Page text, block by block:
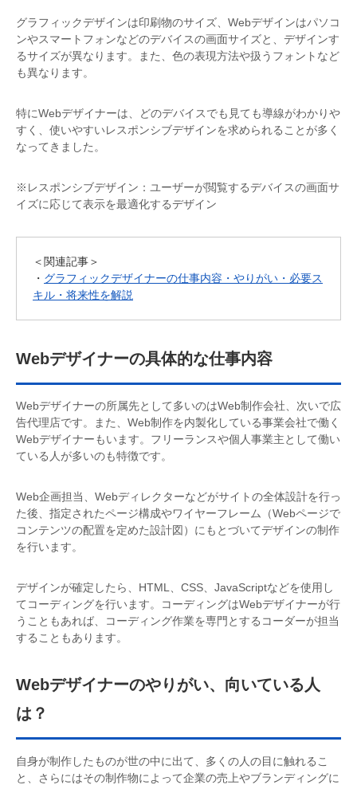
グラフィックデザインは印刷物のサイズ、Webデザインはパソコ
ンやスマートフォンなどのデバイスの画面サイズと、デザインす
るサイズが異なります。また、色の表現方法や扱うフォントなど
も異なります。
特にWebデザイナーは、どのデバイスでも見ても導線がわかりや
すく、使いやすいレスポンシブデザインを求められることが多く
なってきました。
※レスポンシブデザイン：ユーザーが閲覧するデバイスの画面サ
イズに応じて表示を最適化するデザイン
＜関連記事＞
・ グラフィックデザイナーの仕事内容・やりがい・必要ス
キル・将来性を解説
Webデザイナーの具体的な仕事内容
Webデザイナーの所属先として多いのはWeb制作会社、次いで広
告代理店です。また、Web制作を内製化している事業会社で働く
Webデザイナーもいます。フリーランスや個人事業主として働い
ている人が多いのも特徴です。
Web企画担当、Webディレクターなどがサイトの全体設計を行っ
た後、指定されたページ構成やワイヤーフレーム（Webページで
コンテンツの配置を定めた設計図）にもとづいてデザインの制作
を行います。
デザインが確定したら、HTML、CSS、JavaScriptなどを使用し
てコーディングを行います。コーディングはWebデザイナーが行
うこともあれば、コーディング作業を専門とするコーダーが担当
することもあります。
Webデザイナーのやりがい、向いている人
は？
自身が制作したものが世の中に出て、多くの人の目に触れるこ
と、さらにはその制作物によって企業の売上やブランディングに